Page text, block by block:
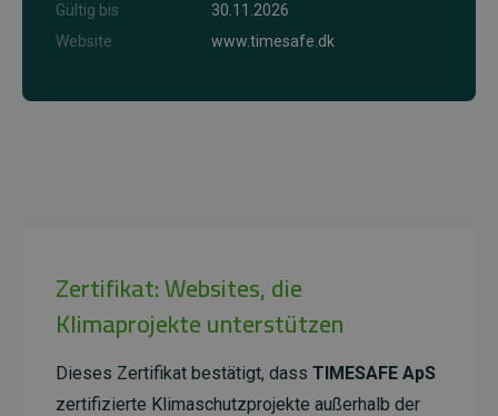
Gültig bis
30.11.2026
Website
www.timesafe.dk
Zertifikat: Websites, die
Klimaprojekte unterstützen
Dieses Zertifikat bestätigt, dass TIMESAFE ApS
zertifizierte Klimaschutzprojekte außerhalb der